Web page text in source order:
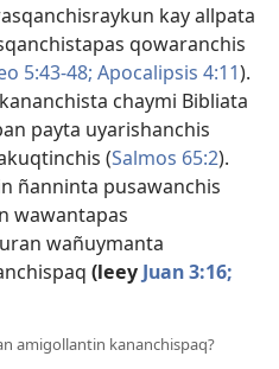
kay allpata
qowaranchis
5:43-48; Apocalipsis 4:11).
chaymi Bibliata
payta uyarishanchis
(Salmos 65:2).
ñanninta pusawanchis
wawantapas
wañuymanta
(leey Juan 3:16;
amigollantin kananchispaq?